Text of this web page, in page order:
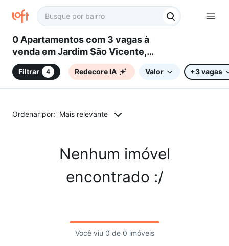
0 Apartamentos com 3 vagas à
venda em Jardim São Vicente,
Campinas, SP
Filtrar 4 Redecore IA Valor +3 vagas
Ordenar por: Mais relevante
Nenhum imóvel
encontrado :/
Você viu 0 de 0 imóveis